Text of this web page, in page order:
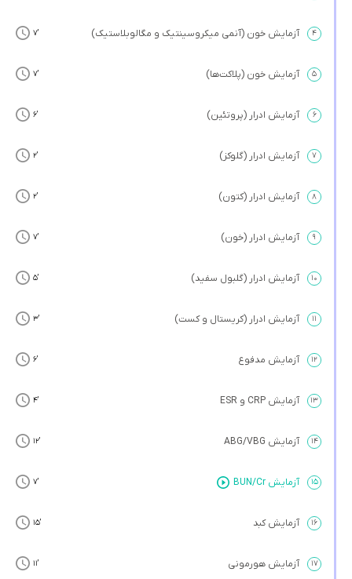
۴ آزمایش خون (آنمی میکروسینتیک و مگالوبلاستیک) ’7
۵ آزمایش خون (پلاکت‌ها) ’7
۶ آزمایش ادرار (پروتئین) ’6
۷ آزمایش ادرار (گلوکز) ’2
۸ آزمایش ادرار (کتون) ’2
۹ آزمایش ادرار (خون) ’7
۱۰ آزمایش ادرار (گلبول سفید) ’5
۱۱ آزمایش ادرار (کریستال و کست) ’3
۱۲ آزمایش مدفوع ’6
۱۳ آزمایش CRP و ESR ’4
۱۴ آزمایش ABG/VBG ’12
۱۵ آزمایش BUN/Cr ’7
۱۶ آزمایش کبد ’15
۱۷ آزمایش هورمونی ’11